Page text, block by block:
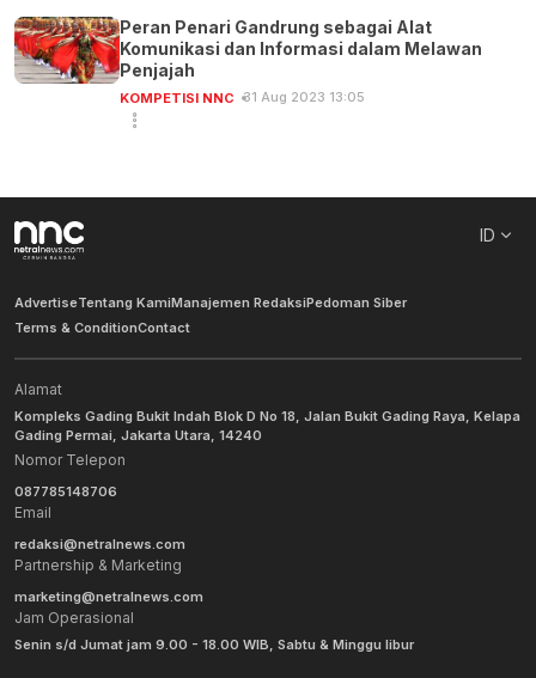
Peran Penari Gandrung sebagai Alat
Komunikasi dan Informasi dalam Melawan
Penjajah
KOMPETISI NNC 31 Aug 2023 13:05
ID
AdvertiseTentang KamiManajemen RedaksiPedoman Siber
Terms & ConditionContact
Alamat
Kompleks Gading Bukit Indah Blok D No 18, Jalan Bukit Gading Raya, Kelapa
Gading Permai, Jakarta Utara, 14240
Nomor Telepon
087785148706
Email
redaksi@netralnews.com
Partnership & Marketing
marketing@netralnews.com
Jam Operasional
Senin s/d Jumat jam 9.00 - 18.00 WIB, Sabtu & Minggu libur